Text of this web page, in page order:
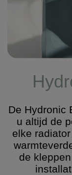
De Hydronic
u altijd de
elke
de